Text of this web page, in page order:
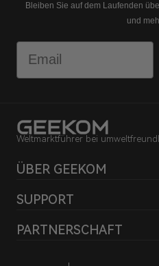
Bleiben Sie auf dem Laufenden
und
Email
Weltmarktführer bei
ÜBER GEEKOM
SUPPORT
PARTNERSCHAFT